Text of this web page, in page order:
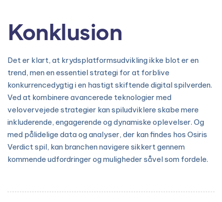
Konklusion
Det er klart, at krydsplatformsudvikling ikke blot er en
trend, men en essentiel strategi for at forblive
konkurrencedygtig i en hastigt skiftende digital spilverden.
Ved at kombinere avancerede teknologier med
velovervejede strategier kan spiludviklere skabe mere
inkluderende, engagerende og dynamiske oplevelser. Og
med pålidelige data og analyser, der kan findes hos Osiris
Verdict spil, kan branchen navigere sikkert gennem
kommende udfordringer og muligheder såvel som fordele.